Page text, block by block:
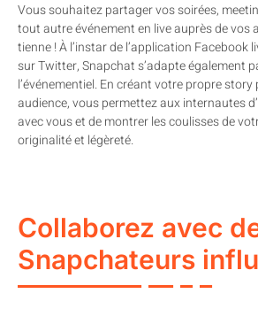
Vous souhaitez partager vos soirées,
tout autre événement en live auprès de vos
tienne ! À l’instar de l’application Facebook
sur Twitter, Snapchat s’adapte également
l’événementiel. En créant votre propre
audience, vous permettez aux internautes
avec vous et de montrer les coulisses de
originalité et légèreté.
Collaborez avec
Snapchateurs